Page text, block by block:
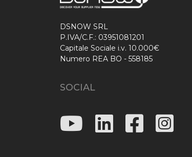
DSNOW SRL
P.IVA/C.F.: 03951081201
Capitale Sociale i.v. 10.000€
Numero REA BO - 558185
SOCIAL